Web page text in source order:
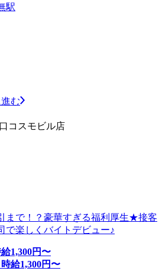
駅
む
コスモビル店
まで！？豪華すぎる福利厚生★接客
で楽しくバイトデビュー♪
給1,300円〜
時給1,300円〜